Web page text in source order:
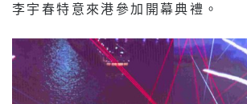
李宇春特意來港參加開幕典禮。